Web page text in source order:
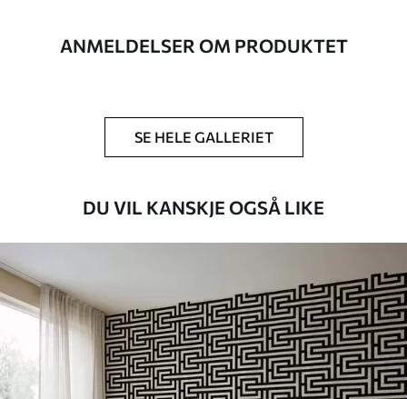
Du kan legge til et lakkbelegg og/eller
Rengjøring
Tapetet kan rengjøres skånsomt med en
Påføringsmetode Sømløs applikasjon
Tilgjengelige materialer
ANMELDELSER OM PRODUKTET
SE HELE GALLERIET
DU VIL KANSKJE OGSÅ LIKE